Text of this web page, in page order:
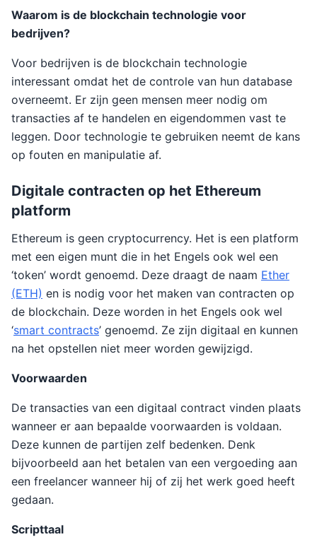
Waarom is de blockchain technologie voor
bedrijven?
Voor bedrijven is de blockchain technologie
interessant omdat het de controle van hun database
overneemt. Er zijn geen mensen meer nodig om
transacties af te handelen en eigendommen vast te
leggen. Door technologie te gebruiken neemt de kans
op fouten en manipulatie af.
Digitale contracten op het Ethereum
platform
Ethereum is geen cryptocurrency. Het is een platform
met een eigen munt die in het Engels ook wel een
‘token’ wordt genoemd. Deze draagt de naam Ether
(ETH) en is nodig voor het maken van contracten op
de blockchain. Deze worden in het Engels ook wel
‘smart contracts’ genoemd. Ze zijn digitaal en kunnen
na het opstellen niet meer worden gewijzigd.
Voorwaarden
De transacties van een digitaal contract vinden plaats
wanneer er aan bepaalde voorwaarden is voldaan.
Deze kunnen de partijen zelf bedenken. Denk
bijvoorbeeld aan het betalen van een vergoeding aan
een freelancer wanneer hij of zij het werk goed heeft
gedaan.
Scripttaal